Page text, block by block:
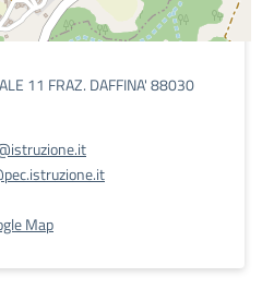
11 FRAZ. DAFFINA' 88030
Map